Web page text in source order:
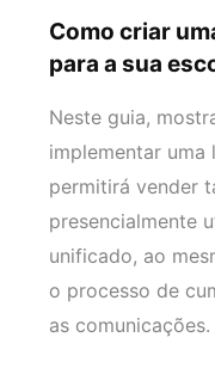
Como criar
para a sua
Neste guia,
implementar uma
permitirá vender
presencialmente
unificado, ao
o processo de
as comunicações.
escola
ou